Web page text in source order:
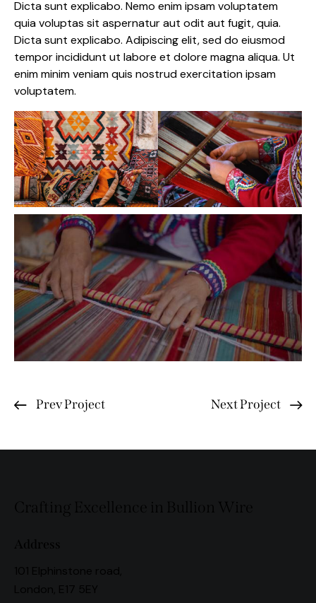
Dicta sunt explicabo. Nemo enim ipsam voluptatem
quia voluptas sit aspernatur aut odit aut fugit, quia.
Dicta sunt explicabo. Adipiscing elit, sed do eiusmod
tempor incididunt ut labore et dolore magna aliqua. Ut
enim minim veniam quis nostrud exercitation ipsam
voluptatem.
Prev Project Next Project